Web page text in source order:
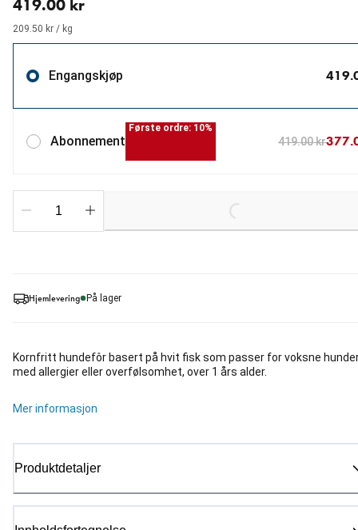
Hjemlevering På lager
Kornfritt hundefôr basert på hvit fisk som passer for voksne
med allergier eller overfølsomhet, over 1 års alder.
Mer informasjon
Produktdetaljer
419.00 kr
209.50 kr / kg
Engangskjøp
Abonnement
Første ordre: 10%
419.00 kr
Loading...